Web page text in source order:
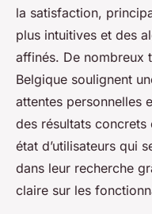
la satisfaction,
plus intuitives et des
affinés. De nombreux
Belgique soulignent
attentes personnelles
des résultats
état d’utilisateurs qui
dans leur recherche
claire sur les